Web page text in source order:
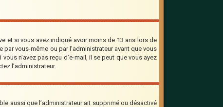
et si vous avez indiqué avoir moins de 13 ans lors de
vous-même ou par l’administrateur avant que vous
n’avez pas reçu d’e-mail, il se peut que vous ayez
l’administrateur.
aussi que l’administrateur ait supprimé ou désactivé